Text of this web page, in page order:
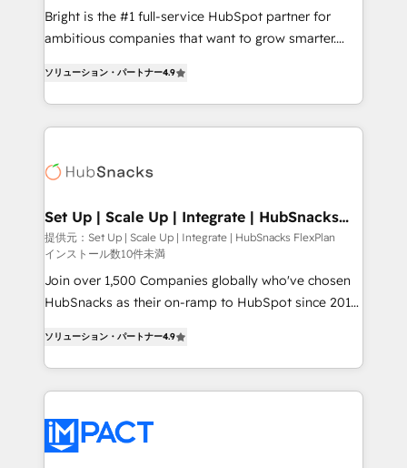
RevOps and AI-driven sales enablement • Website
design and CMS development • ERP integration: SAP,
and CRM migration from any platform •
Client/member portals built on HubSpot • Custom
WooCommerce, BuilderTrend, and more Experience
the difference — reach out to see how AI + HubSpot
Bright is the #1 full-service HubSpot partner for
ambitious companies that want to grow smarter.
developing a new website to lead generation and
digital marketing; we do it all (and with great
results)! In short, our services include: - HubSpot
HubSpot development: websites, custom modules,
marketing, advertising, campaigns, content and
design We connect people, data and technology to
improve customer experiences. With our bright
people, exciting ideas and can-do mentality, we
ensure revenue growth on a daily basis. So tell us
team of 100+ experts is ready for you! Driving digital
growth | www.brightdigital.com
ソリューション・パートナー4.9
Set Up | Scale Up | Integrate | HubSnacks
FlexPlan
提供元：Set Up | Scale Up | Integrate | HubSnacks FlexPlan
インストール数10件未満
Join over 1,500 Companies globally who've chosen
HubSnacks as their on-ramp to HubSpot since 2014
1️⃣ Set Up | Onboarding New or Check-fixing existing
HubSpot portals 2️⃣ Scale Up | 100% HubSpot Task
Execution... Global 24/7 ... All Experts 3️⃣ Integrate |
Slash months from your API Integration project... ⬅️
Click "Contact Business" ⬅️ to access 150+ Kickstart
ソリューション・パートナー4.9